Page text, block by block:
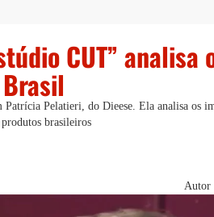
CUT”
Pelatieri, do Dieese. Ela analisa os
brasileiros
Autor